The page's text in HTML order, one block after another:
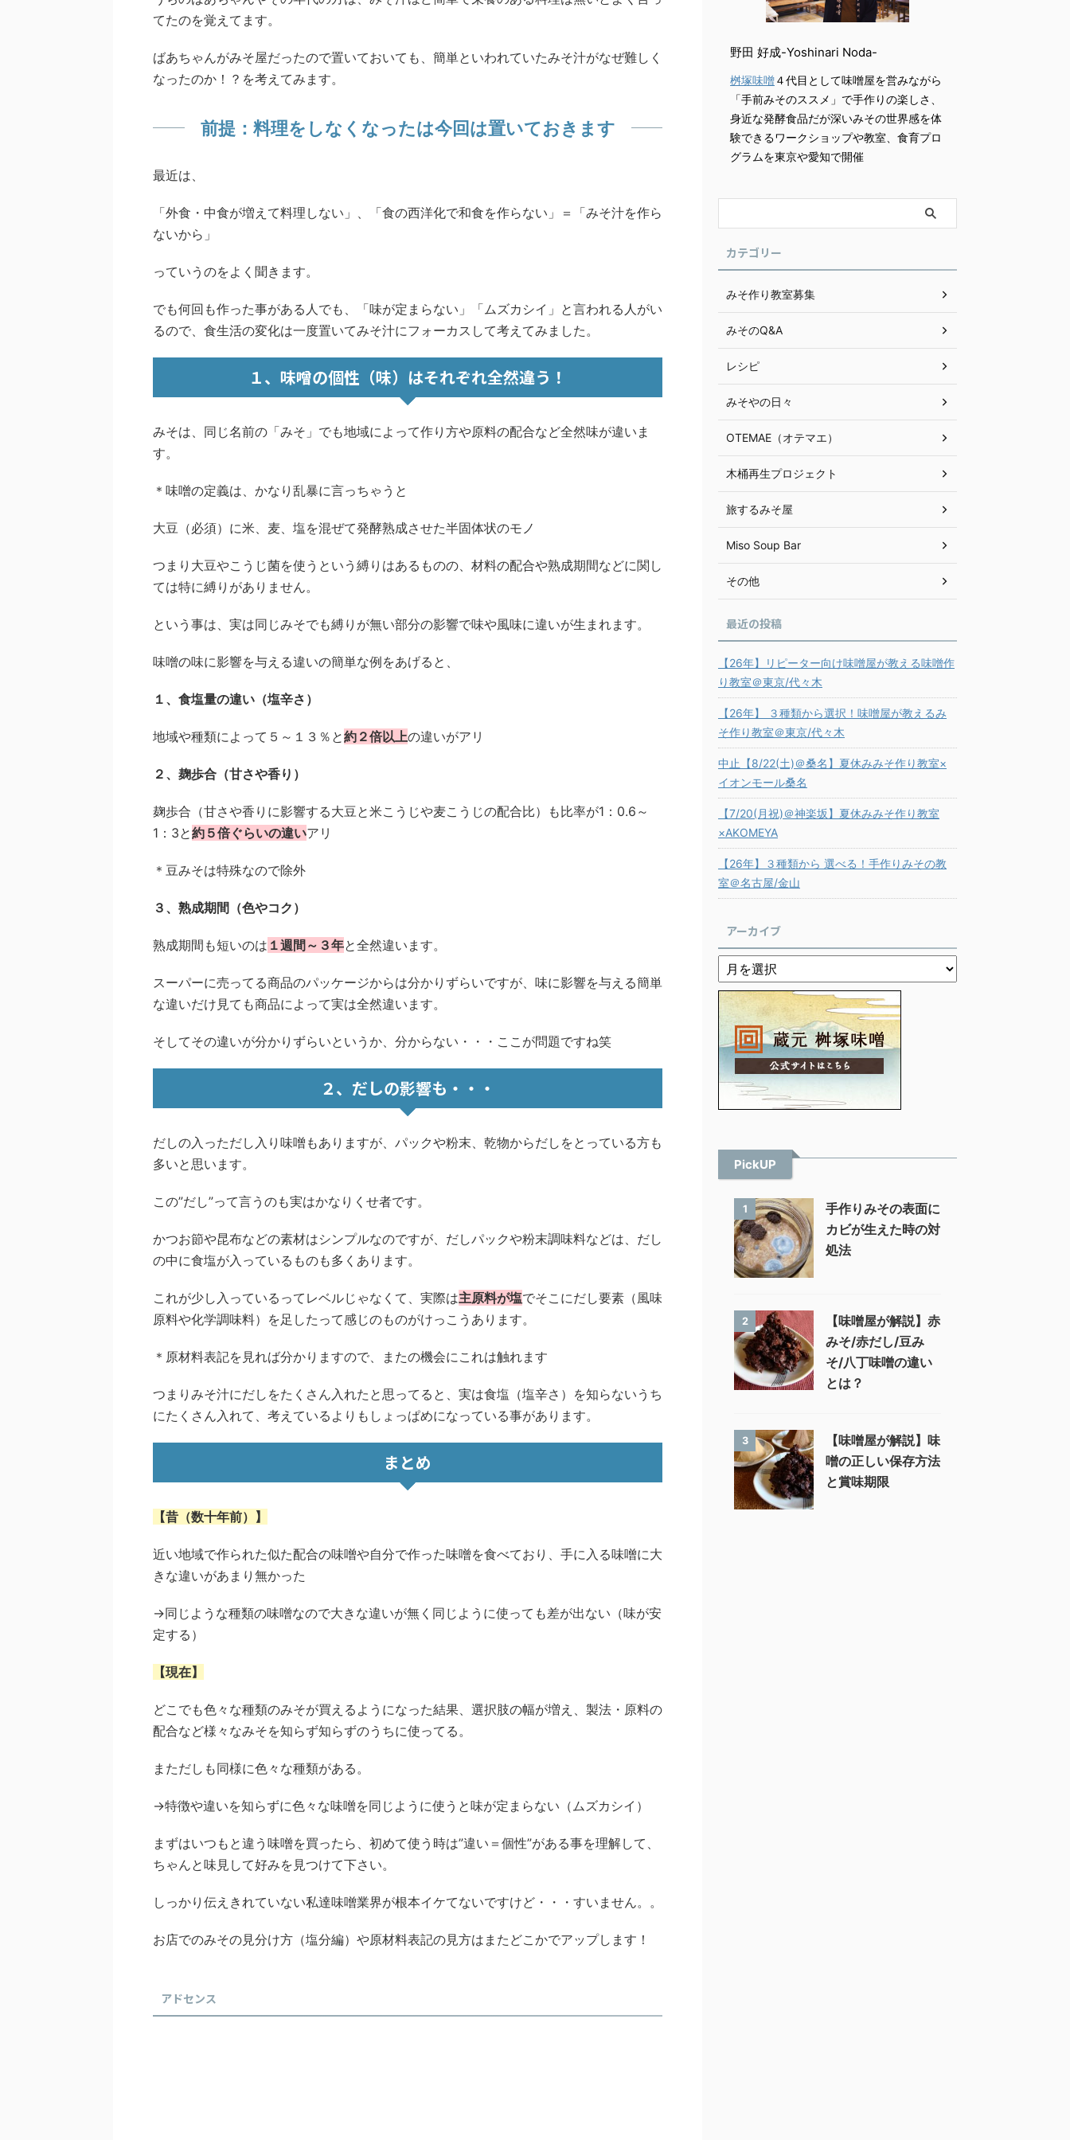
てたのを覚えてます。
ばあちゃんがみそ屋だったので置いておいても、簡単といわれていたみそ汁がなぜ難しく
なったのか！？を考えてみます。
前提：料理をしなくなったは今回は置いておきます
最近は、
「外食・中食が増えて料理しない」、「食の西洋化で和食を作らない」＝「みそ汁を作ら
ないから」
っていうのをよく聞きます。
でも何回も作った事がある人でも、「味が定まらない」「ムズカシイ」と言われる人がい
るので、食生活の変化は一度置いてみそ汁にフォーカスして考えてみました。
１、味噌の個性（味）はそれぞれ全然違う！
みそは、同じ名前の「みそ」でも地域によって作り方や原料の配合など全然味が違いま
す。
＊味噌の定義は、かなり乱暴に言っちゃうと
大豆（必須）に米、麦、塩を混ぜて発酵熟成させた半固体状のモノ
つまり大豆やこうじ菌を使うという縛りはあるものの、材料の配合や熟成期間などに関し
ては特に縛りがありません。
という事は、実は同じみそでも縛りが無い部分の影響で味や風味に違いが生まれます。
味噌の味に影響を与える違いの簡単な例をあげると、
１、食塩量の違い（塩辛さ）
地域や種類によって５～１３％と約２倍以上の違いがアリ
２、麹歩合（甘さや香り）
麹歩合（甘さや香りに影響する大豆と米こうじや麦こうじの配合比）も比率が1：0.6～
1：3と約５倍ぐらいの違いアリ
＊豆みそは特殊なので除外
３、熟成期間（色やコク）
熟成期間も短いのは １週間～３年と全然違います。
スーパーに売ってる商品のパッケージからは分かりずらいですが、味に影響を与える簡単
な違いだけ見ても商品によって実は全然違います。
そしてその違いが分かりずらいというか、分からない・・・ここが問題ですね笑
２、だしの影響も・・・
だしの入っただし入り味噌もありますが、パックや粉末、乾物からだしをとっている方も
多いと思います。
この”だし”って言うのも実はかなりくせ者です。
かつお節や昆布などの素材はシンプルなのですが、だしパックや粉末調味料などは、だし
の中に食塩が入っているものも多くあります。
これが少し入っているってレベルじゃなくて、実際は主原料が塩でそこにだし要素（風味
原料や化学調味料）を足したって感じのものがけっこうあります。
＊原材料表記を見れば分かりますので、またの機会にこれは触れます
つまりみそ汁にだしをたくさん入れたと思ってると、実は食塩（塩辛さ）を知らないうち
にたくさん入れて、考えているよりもしょっぱめになっている事があります。
まとめ
【昔（数十年前）】
近い地域で作られた似た配合の味噌や自分で作った味噌を食べており、手に入る味噌に大
きな違いがあまり無かった
→同じような種類の味噌なので大きな違いが無く同じように使っても差が出ない（味が安
定する）
【現在】
どこでも色々な種類のみそが買えるようになった結果、選択肢の幅が増え、製法・原料の
配合など様々なみそを知らず知らずのうちに使ってる。
まただしも同様に色々な種類がある。
→特徴や違いを知らずに色々な味噌を同じように使うと味が定まらない（ムズカシイ）
まずはいつもと違う味噌を買ったら、初めて使う時は”違い＝個性”がある事を理解して、
ちゃんと味見して好みを見つけて下さい。
しっかり伝えきれていない私達味噌業界が根本イケてないですけど・・・すいません。。
お店でのみその見分け方（塩分編）や原材料表記の見方はまたどこかでアップします！
アドセンス
野田 好成-Yoshinari Noda-
桝塚味噌４代目として味噌屋を営みながら
「手前みそのススメ」で手作りの楽しさ、
身近な発酵食品だが深いみその世界感を体
験できるワークショップや教室、食育プロ
グラムを東京や愛知で開催
カテゴリー
みそ作り教室募集
みそのQ&A
レシピ
みそやの日々
OTEMAE（オテマエ）
木桶再生プロジェクト
旅するみそ屋
Miso Soup Bar
その他
最近の投稿
【26年】リピーター向け味噌屋が教える味噌作
り教室＠東京/代々木
【26年】 ３種類から選択！味噌屋が教えるみ
そ作り教室＠東京/代々木
中止【8/22(土)＠桑名】夏休みみそ作り教室×
イオンモール桑名
【7/20(月祝)＠神楽坂】夏休みみそ作り教室
×AKOMEYA
【26年】３種類から 選べる！手作りみその教
室＠名古屋/金山
アーカイブ
PickUP
1
手作りみその表面に
カビが生えた時の対
処法
2
【味噌屋が解説】赤
みそ/赤だし/豆み
そ/八丁味噌の違い
とは？
3
【味噌屋が解説】味
噌の正しい保存方法
と賞味期限